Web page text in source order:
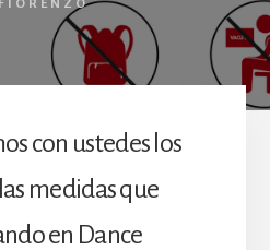
con ustedes los
medidas que
en Dance